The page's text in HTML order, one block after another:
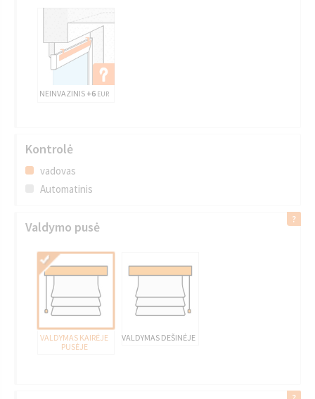
NEINVAZINIS +6 EUR
Kontrolė
vadovas
Automatinis
Valdymo pusė
VALDYMAS KAIRĖJE
PUSĖJE
VALDYMAS DEŠINĖJE